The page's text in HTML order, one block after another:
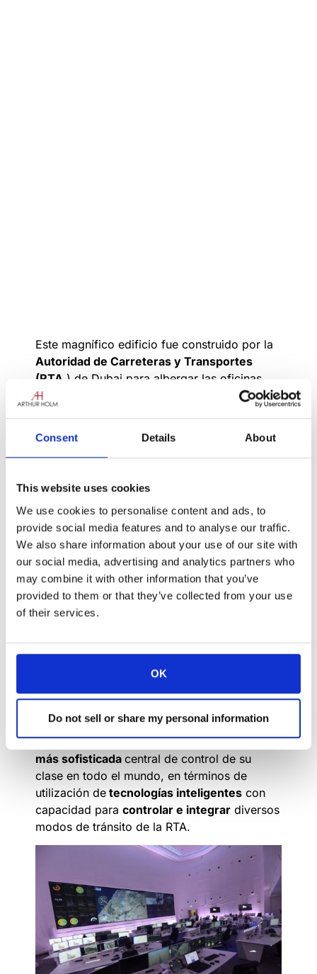
Consent Details About
This website uses cookies
We use cookies to personalise content and ads, to
provide social media features and to analyse our traffic.
We also share information about your use of our site with
our social media, advertising and analytics partners who
may combine it with other information that you’ve
provided to them or that they’ve collected from your use
of their services.
OK
Do not sell or share my personal information
Este magnífico edificio fue construido por la
Autoridad de Carreteras y Transportes
(RTA ) de Dubai para albergar las oficinas
del Centro de Mando y Control Empresarial
lo ha
dentro de una ciudad de edificios
La superestructura, también conocida por su
nombre abreviadoEC3, consta de una planta
10.900 m2. En el interior de estegigantesco
centro neurálgicose encuentra lamayor y
más sofisticada central de control de su
clase en todo el mundo, en términos de
utilización de tecnologías inteligentes con
capacidad para controlar e integrar diversos
modos de tránsito de la RTA.